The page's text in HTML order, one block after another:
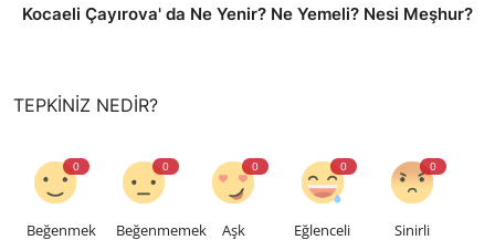
Kocaeli Çayırova' da Ne Yenir? Ne Yemeli? Nesi Meşhur?
TEPKINIZ NEDIR?
0
Beğenmek
0
Beğenmemek
0
Aşk
0
Eğlenceli
0
Sinirli